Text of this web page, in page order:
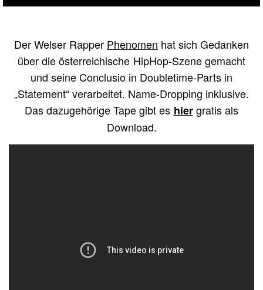
Der Welser Rapper Phenomen hat sich Gedanken
über die österreichische HipHop-Szene gemacht
und seine Conclusio in Doubletime-Parts in
„Statement“ verarbeitet. Name-Dropping inklusive.
Das dazugehörige Tape gibt es hiergratis als
Download.